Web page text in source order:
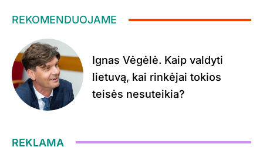
REKOMENDUOJAME
Ignas Vėgėlė. Kaip valdyti
lietuvą, kai rinkėjai tokios
teisės nesuteikia?
REKLAMA